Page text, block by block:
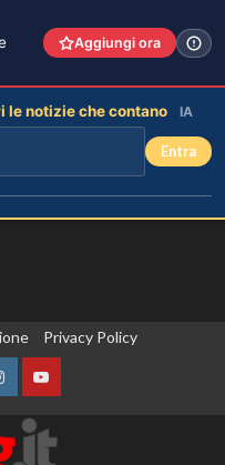
Privacy Policy
YouTube
Aggiungi ora
le notizie che contano IA
Entra